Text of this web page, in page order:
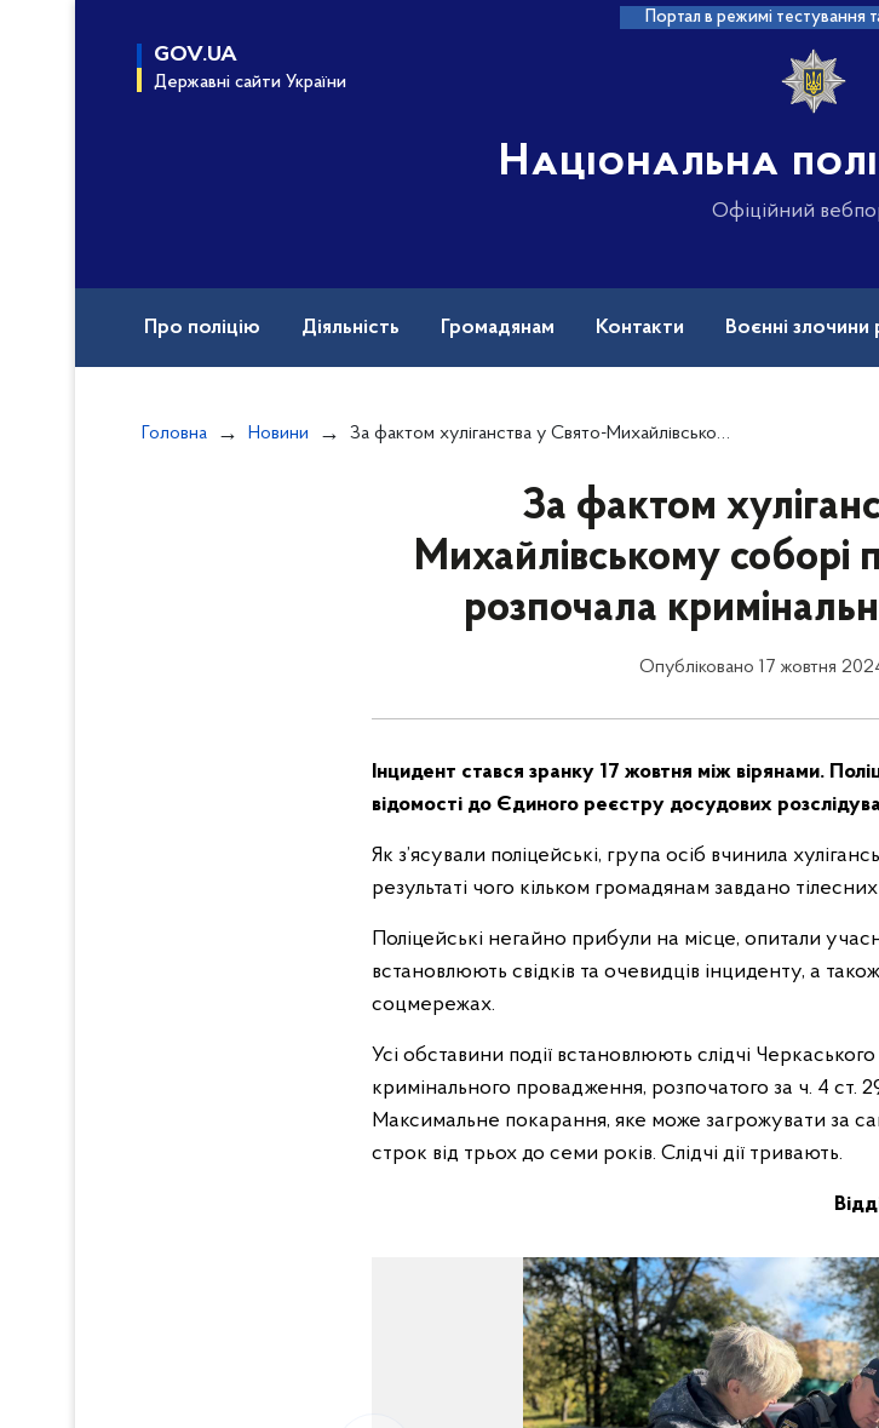
Портал в режимі тестування
GOV.UA
Державні сайти України
Національна
Офіційний
Про поліцію Діяльність Громадянам Контакти Воєнні злочини
Головна Новини За фактом хуліганства у Свято-Михайлівському соборі поліція Черкащини розпочала кримінальне провадження
За фактом
Михайлівському соборі
розпочала
Опубліковано 17 жовтня
Інцидент стався зранку 17 жовтня між вірянами.
відомості до Єдиного реєстру досудових
Як з’ясували поліцейські, група осіб вчинила
результаті чого кільком громадянам завдано
Поліцейські негайно прибули на місце, опитали
встановлюють свідків та очевидців інциденту, а
соцмережах.
Усі обставини події встановлюють слідчі
кримінального провадження, розпочатого за ч. 4 ст.
Максимальне покарання, яке може загрожувати за
строк від трьох до семи років. Слідчі дії тривають.